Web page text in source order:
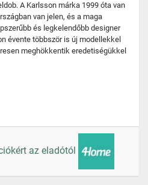
A Karlsson márka 1999 óta van
van jelen, és a maga
és legkelendőbb designer
évente többször is új modellekkel
meghökkentik eredetiségükkel
az eladótól